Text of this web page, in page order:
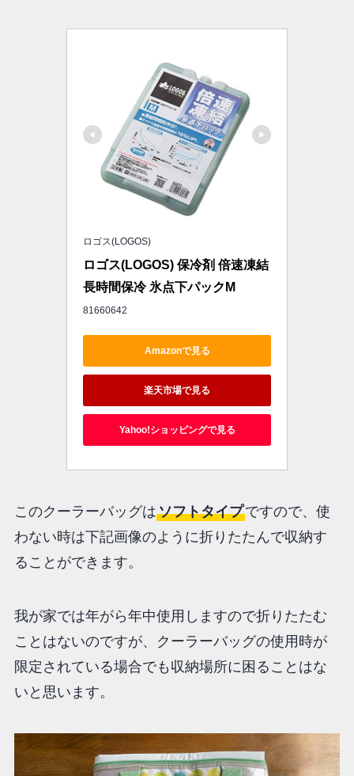
ロゴス(LOGOS)
ロゴス(LOGOS) 保冷剤 倍速凍結
長時間保冷 氷点下パックM
81660642
Amazonで見る
楽天市場で見る
Yahoo!ショッピングで見る
このクーラーバッグはソフトタイプですので、使
わない時は下記画像のように折りたたんで収納す
ることができます。
我が家では年がら年中使用しますので折りたたむ
ことはないのですが、クーラーバッグの使用時が
限定されている場合でも収納場所に困ることはな
いと思います。